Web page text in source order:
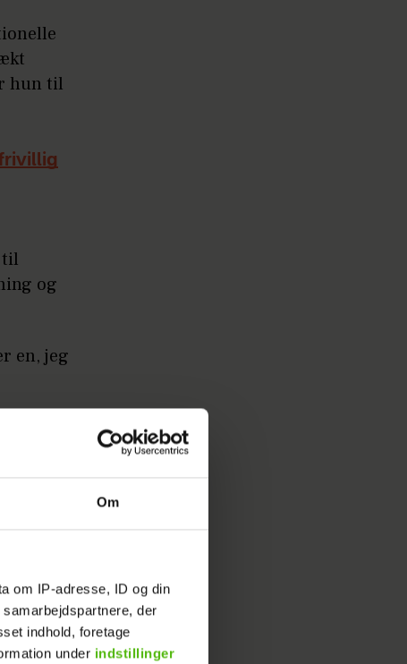
Om
om IP-adresse, ID og din
der
indhold, foretage
under indstillinger
hun til
til
og
en, jeg